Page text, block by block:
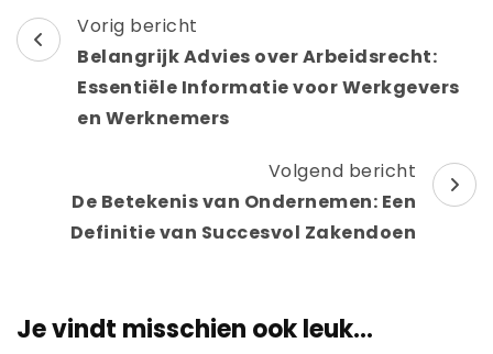
Berichtnavigatie
Vorig bericht
Belangrijk Advies over Arbeidsrecht:
Essentiële Informatie voor Werkgevers
en Werknemers
Volgend bericht
De Betekenis van Ondernemen: Een
Definitie van Succesvol Zakendoen
Je vindt misschien ook leuk...